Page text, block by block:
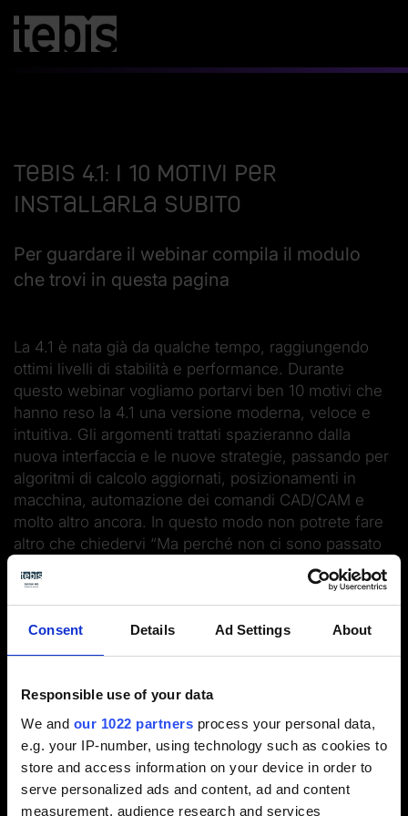
Consent Details Ad Settings About
Responsible use of your data
We and our 1022 partners process your personal data,
e.g. your IP-number, using technology such as cookies to
store and access information on your device in order to
serve personalized ads and content, ad and content
measurement, audience research and services
Tebis 4.1: i 10 motivi per
installarla subito
Per guardare il webinar compila il modulo
che trovi in questa pagina
La 4.1 è nata già da qualche tempo, raggiungendo
ottimi livelli di stabilità e performance. Durante
questo webinar vogliamo portarvi ben 10 motivi che
hanno reso la 4.1 una versione moderna, veloce e
intuitiva. Gli argomenti trattati spazieranno dalla
nuova interfaccia e le nuove strategie, passando per
algoritmi di calcolo aggiornati, posizionamenti in
macchina, automazione dei comandi CAD/CAM e
molto altro ancora. In questo modo non potrete fare
altro che chiedervi “Ma perché non ci sono passato